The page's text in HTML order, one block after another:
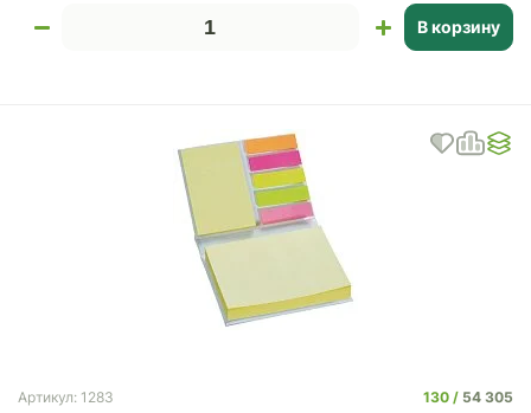
В корзину
Артикул: 1283 130
54 305